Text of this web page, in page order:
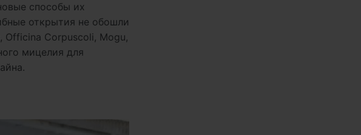
способы их
открытия не обошли
Corpuscoli, Mogu,
мицелия для